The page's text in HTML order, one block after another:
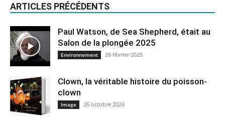
ARTICLES PRÉCÉDENTS
Paul Watson, de Sea Shepherd, était au
Salon de la plongée 2025
Environnement 28 février 2025
Clown, la véritable histoire du poisson-
clown
Image 26 octobre 2024